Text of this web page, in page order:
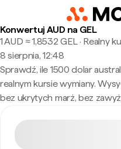
Konwertuj AUD na GEL
1 AUD ≈ 1,8532 GEL · Realny
8 sierpnia, 12:48
Sprawdź, ile 1500 dolar
realnym kursie wymiany.
bez ukrytych marż, bez